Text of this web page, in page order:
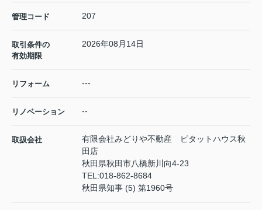
管理コード 207
取引条件の
有効期限
2026年08月14日
リフォーム ---
リノベーション --
取扱会社
有限会社みどりや不動産 ピタットハウス秋
田店
秋田県秋田市八橋新川向4-23
TEL:018-862-8684
秋田県知事 (5) 第1960号